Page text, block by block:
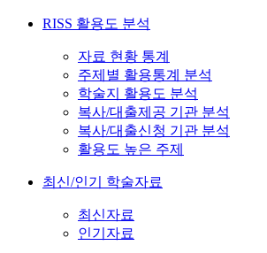
RISS 활용도 분석
자료 현황 통계
주제별 활용통계 분석
학술지 활용도 분석
복사/대출제공 기관 분석
복사/대출신청 기관 분석
활용도 높은 주제
최신/인기 학술자료
최신자료
인기자료